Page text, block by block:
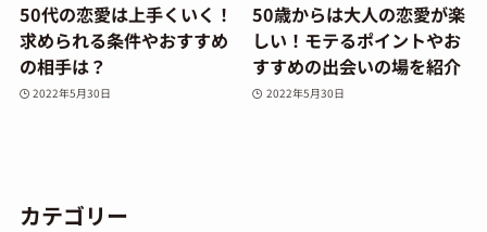
50代の恋愛は上手くいく！
求められる条件やおすすめ
の相手は？
2022年5月30日
50歳からは大人の恋愛が楽
しい！モテるポイントやお
すすめの出会いの場を紹介
2022年5月30日
カテゴリー